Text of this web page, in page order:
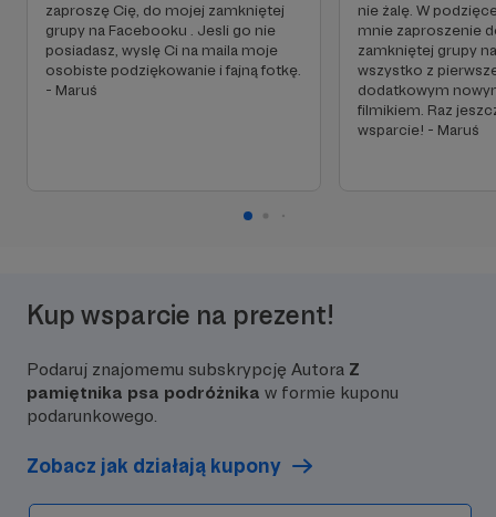
zaproszę Cię, do mojej zamkniętej
grupy na Facebooku . Jesli go nie
posiadasz, wyslę Ci na maila moje
osobiste podziękowanie i fajną fotkę.
- Maruś
nie żalę. W
mnie zaproszenie
zamkniętej grupy
wszystko z
dodatkowym
filmikiem. Raz
wsparcie! - Maruś
Kup wsparcie na prezent!
Podaruj znajomemu subskrypcję Autora Z
pamiętnika psa podróżnika w formie kuponu
podarunkowego.
Zobacz jak działają kupony